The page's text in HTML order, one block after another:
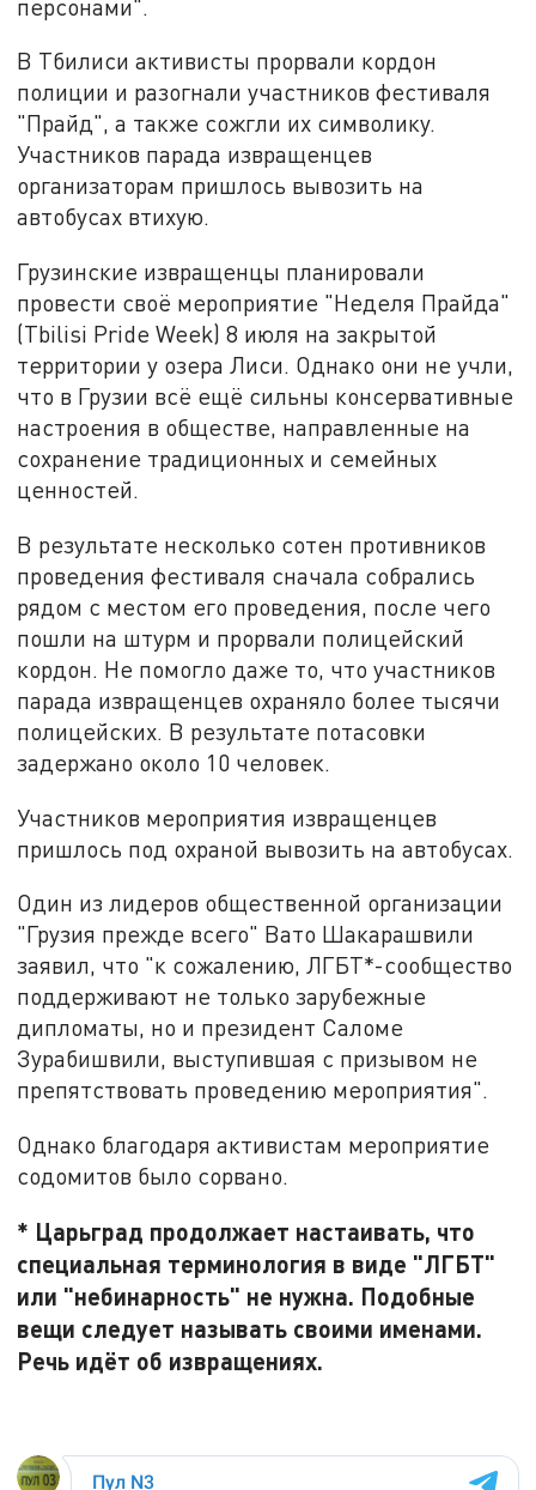
персонами".
В Тбилиси активисты прорвали кордон
полиции и разогнали участников фестиваля
"Прайд", а также сожгли их символику.
Участников парада извращенцев
организаторам пришлось вывозить на
автобусах втихую.
Грузинские извращенцы планировали
провести своё мероприятие "Неделя Прайда"
(Tbilisi Pride Week) 8 июля на закрытой
территории у озера Лиси. Однако они не учли,
что в Грузии всё ещё сильны консервативные
настроения в обществе, направленные на
сохранение традиционных и семейных
ценностей.
В результате несколько сотен противников
проведения фестиваля сначала собрались
рядом с местом его проведения, после чего
пошли на штурм и прорвали полицейский
кордон. Не помогло даже то, что участников
парада извращенцев охраняло более тысячи
полицейских. В результате потасовки
задержано около 10 человек.
Участников мероприятия извращенцев
пришлось под охраной вывозить на автобусах.
Один из лидеров общественной организации
"Грузия прежде всего" Вато Шакарашвили
заявил, что "к сожалению, ЛГБТ*-сообщество
поддерживают не только зарубежные
дипломаты, но и президент Саломе
Зурабишвили, выступившая с призывом не
препятствовать проведению мероприятия".
Однако благодаря активистам мероприятие
содомитов было сорвано.
* Царьград продолжает настаивать, что
специальная терминология в виде "ЛГБТ"
или "небинарность" не нужна. Подобные
вещи следует называть своими именами.
Речь идёт об извращениях.